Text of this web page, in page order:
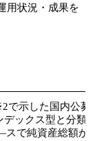
用状況・成果を
示した国内公募
ックス型と分類
スで純資産総額が